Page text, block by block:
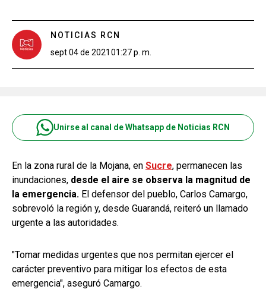
NOTICIAS RCN
sept 04 de 2021 01:27 p. m.
Unirse al canal de Whatsapp de Noticias RCN
En la zona rural de la Mojana, en Sucre, permanecen las
inundaciones, desde el aire se observa la magnitud de
la emergencia. El defensor del pueblo, Carlos Camargo,
sobrevoló la región y, desde Guarandá, reiteró un llamado
urgente a las autoridades.
"Tomar medidas urgentes que nos permitan ejercer el
carácter preventivo para mitigar los efectos de esta
emergencia", aseguró Camargo.